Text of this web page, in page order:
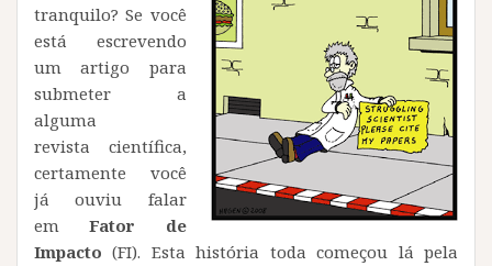
tranquilo? Se você
está escrevendo
um artigo para
submeter a
alguma
revista científica,
certamente você
já ouviu falar
emFator de
Impacto (FI). Esta história toda começou lá pela